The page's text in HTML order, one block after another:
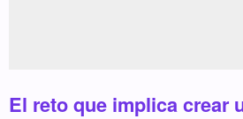
El reto que implica crear